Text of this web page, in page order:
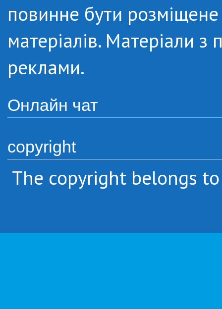
повинне бути
матеріалів. Матеріали
реклами.
Онлайн чат
copyright
The copyright belongs